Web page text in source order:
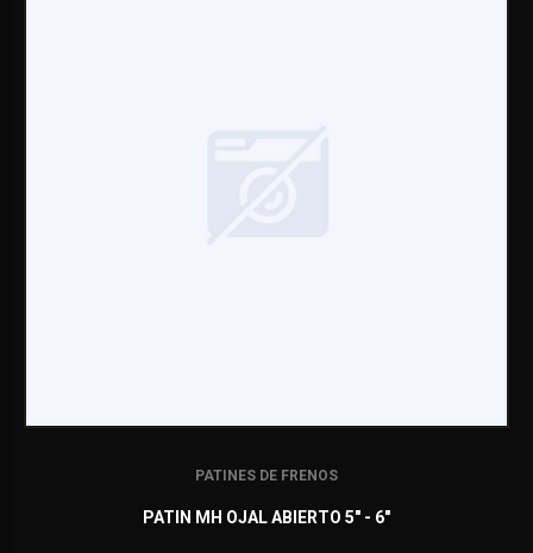
PATINES DE FRENOS
PATIN MH OJAL ABIERTO 5" - 6"